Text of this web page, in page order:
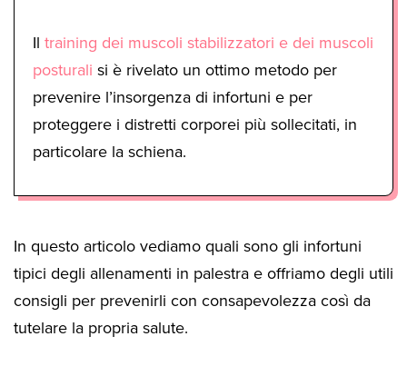
Il training dei muscoli stabilizzatori e dei muscoli
posturali si è rivelato un ottimo metodo per
prevenire l’insorgenza di infortuni e per
proteggere i distretti corporei più sollecitati, in
particolare la schiena.
In questo articolo vediamo quali sono gli infortuni
tipici degli allenamenti in palestra e offriamo degli utili
consigli per prevenirli con consapevolezza così da
tutelare la propria salute.